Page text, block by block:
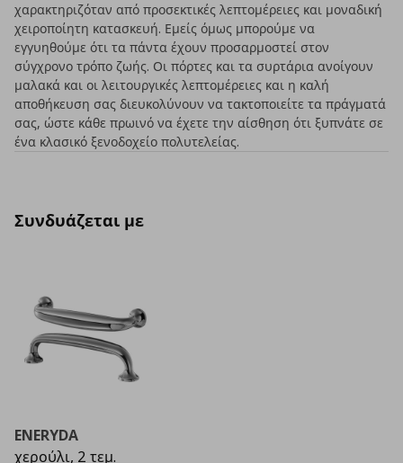
χαρακτηριζόταν από προσεκτικές λεπτομέρειες και μοναδική
χειροποίητη κατασκευή. Εμείς όμως μπορούμε να
εγγυηθούμε ότι τα πάντα έχουν προσαρμοστεί στον
σύγχρονο τρόπο ζωής. Οι πόρτες και τα συρτάρια ανοίγουν
μαλακά και οι λειτουργικές λεπτομέρειες και η καλή
αποθήκευση σας διευκολύνουν να τακτοποιείτε τα πράγματά
σας, ώστε κάθε πρωινό να έχετε την αίσθηση ότι ξυπνάτε σε
ένα κλασικό ξενοδοχείο πολυτελείας.
Συνδυάζεται με
ENERYDA
χερούλι, 2 τεμ.